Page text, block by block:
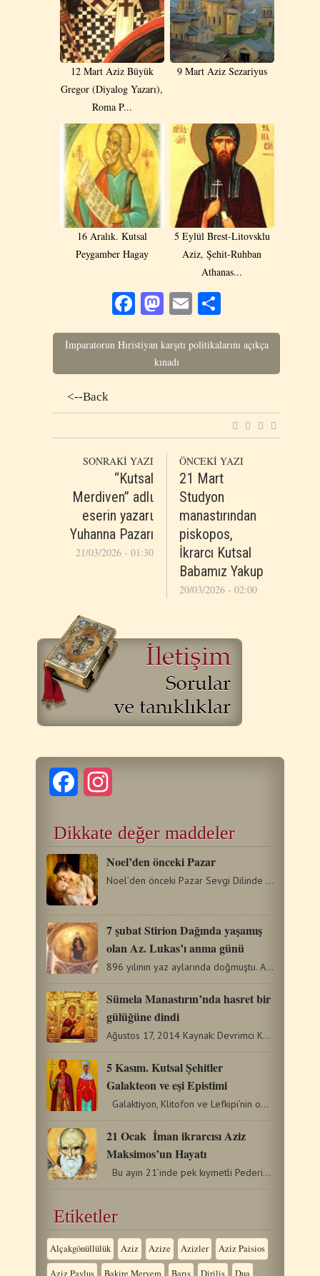
12 Mart Aziz Büyük
Gregor (Diyalog Yazarı),
Roma P...
9 Mart Aziz Sezariyus
16 Aralık. Kutsal
Peygamber Hagay
5 Eylül Brest-Litovsklu
Aziz, Şehit-Ruhban
Athanas...
Facebook
Mastodon
Email
İmparatorun Hıristiyan karşıtı politikalarını açıkça
kınadı
<--Back
SONRAKİ YAZI
“Kutsal
Merdiven” adlι
eserin yazarι
Yuhanna Pazarı
21/03/2026 - 01:30
ÖNCEKİ YAZI
21 Mart
Studyon
manastırından
piskopos,
İkrarcı Kutsal
Babamız Yakup
20/03/2026 - 02:00
Facebook
Dikkate değer maddeler
Noel’den önceki Pazar
Noel’den önceki Pazar Sevgi Dilinde Hakediş “İsa Mesih’in…
7 şubat Stirion Dağında yaşamış
olan Az. Lukas’ı anma günü
896 yılının yaz aylarında doğmuştu. Anne ve babası tarım…
Sümela Manastırın’nda hasret bir
gülüğüne dindi
Ağustos 17, 2014 Kaynak: Devrimci Karadeniz Trabzon Maçka’nın…
5 Kasım. Kutsal Şehitler
Galakteon ve eşi Epistimi
Galaktiyon, Klitofon ve Lefkipi’nin oğluydu ve bu…
21 Ocak İman ikrarcısı Aziz
Maksimos’un Hayatı
Bu ayın 21’inde pek kıymetli Pederimiz İtirafçı Maksimos’un…
Etiketler
Alçakgönüllülük Aziz Azize Azizler Aziz Paisios
Aziz Pavlus Bakire Meryem Barış Diriliş Dua